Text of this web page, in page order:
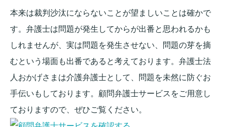
本来は裁判沙汰にならないことが望ましいことは確かで
す。弁護士は問題が発生してからが出番と思われるかも
しれませんが、実は問題を発生させない、問題の芽を摘
むという場面も出番であると考えております。弁護士法
人おかげさまは介護弁護士として、問題を未然に防ぐお
手伝いもしております。顧問弁護士サービスをご用意し
ておりますので、ぜひご覧ください。